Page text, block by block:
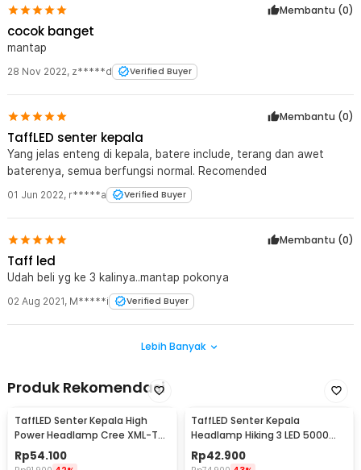
Membantu (0)
cocok banget
mantap
28 Nov 2022, z*****d Verified Buyer
Membantu (0)
TaffLED senter kepala
Yang jelas enteng di kepala, batere include, terang dan awet
baterenya, semua berfungsi normal. Recomended
01 Jun 2022, r*****a Verified Buyer
Membantu (0)
Taff led
Udah beli yg ke 3 kalinya..mantap pokonya
02 Aug 2021, M*****i Verified Buyer
Lebih Banyak
Produk Rekomendasi
TaffLED Senter Kepala High
Power Headlamp Cree XML-T6
1000 Lumens - HE60
Rp54.100
TaffLED Senter Kepala
Headlamp Hiking 3 LED 5000
Lumens Cree XM-L T6 - HP05
Rp42.900